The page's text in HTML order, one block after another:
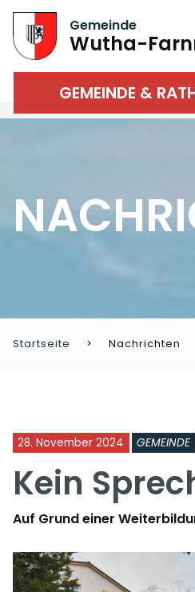
Gemeinde
Wutha-
GEMEINDE &
Startseite Nachrichten
28. November 2024 GEMEINDE
Kein
Auf Grund einer